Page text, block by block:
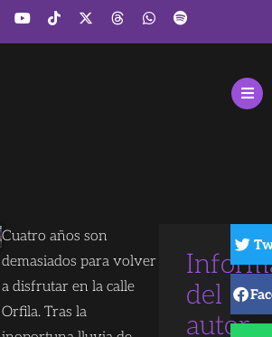
Cuatro años son
demasiados para volver
a disfrutar en la calle
Orfila. Tras la
del
autor